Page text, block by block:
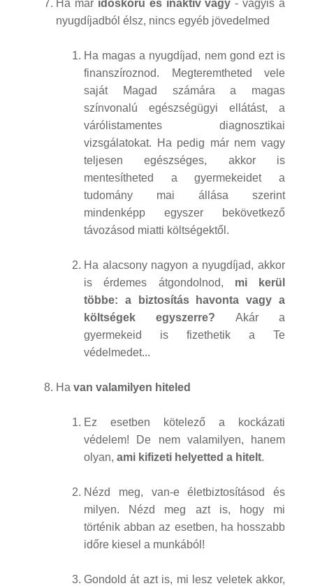
Ha már időskorú és inaktív vagy - vagyis a
nyugdíjadból élsz, nincs egyéb jövedelmed
Ha magas a nyugdíjad, nem gond ezt is
finanszíroznod. Megteremtheted vele
saját Magad számára a magas
színvonalú egészségügyi ellátást, a
várólistamentes diagnosztikai
vizsgálatokat. Ha pedig már nem vagy
teljesen egészséges, akkor is
mentesítheted a gyermekeidet a
tudomány mai állása szerint
mindenképp egyszer bekövetkező
távozásod miatti költségektől.
Ha alacsony nagyon a nyugdíjad, akkor
is érdemes átgondolnod, mi kerül
többe: a biztosítás havonta vagy a
költségek egyszerre? Akár a
gyermekeid is fizethetik a Te
védelmedet...
Ha van valamilyen hiteled
Ez esetben kötelező a kockázati
védelem! De nem valamilyen, hanem
olyan, ami kifizeti helyetted a hitelt.
Nézd meg, van-e életbiztosításod és
milyen. Nézd meg azt is, hogy mi
történik abban az esetben, ha hosszabb
időre kiesel a munkából!
Gondold át azt is, mi lesz veletek akkor,